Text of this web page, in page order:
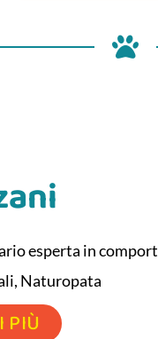
esperta in
Naturopata
PIÙ